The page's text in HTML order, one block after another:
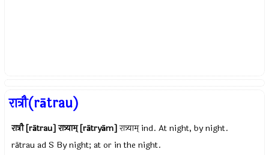
रात्रौ(rātrau)
रात्रौ [rātrau] रात्र्याम् [rātryām] रात्र्याम् ind. At night, by night.
rātrau ad S By night; at or in the night.